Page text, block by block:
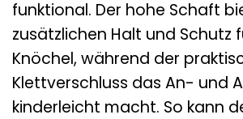
funktional. Der hohe Schaft
zusätzlichen Halt und Schutz
Knöchel, während der
Klettverschluss das An- und
kinderleicht macht. So kann